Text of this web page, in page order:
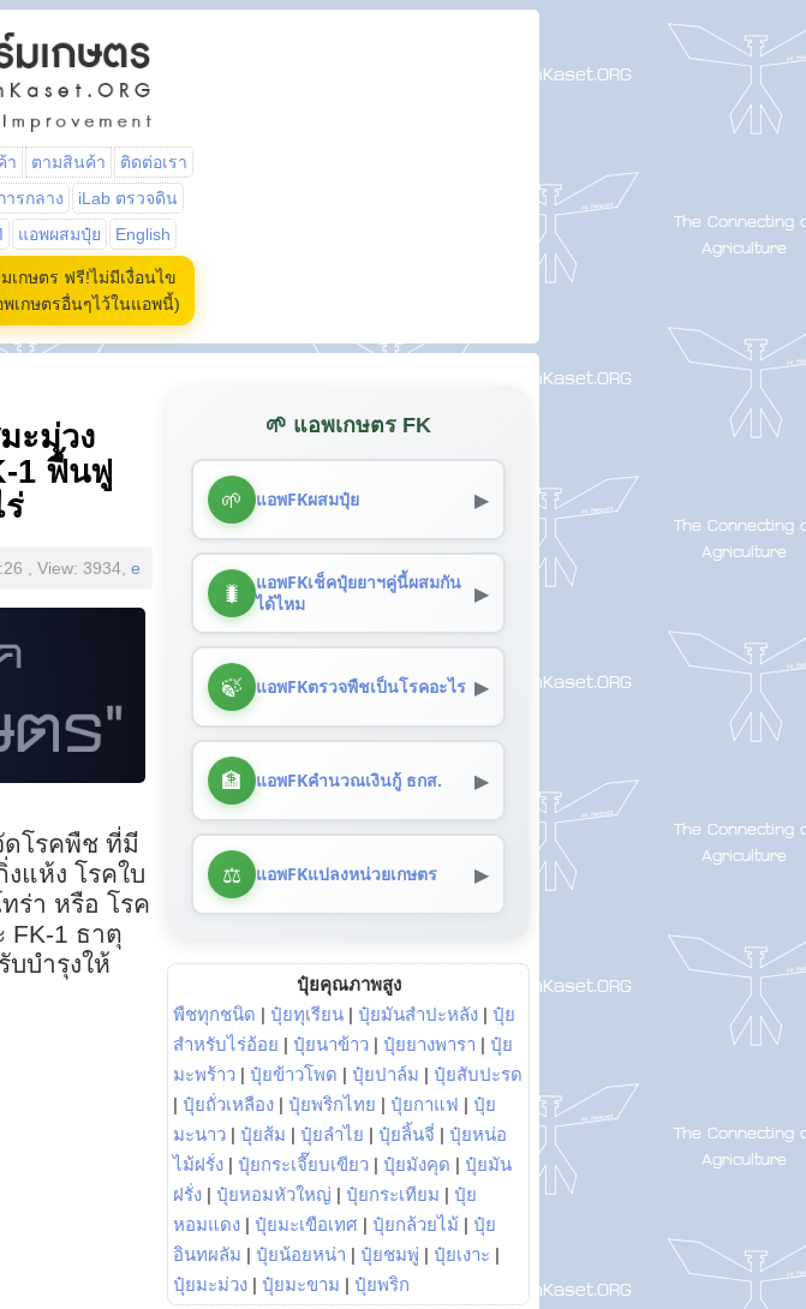
า ตามสินค้า
ติดต่อเรา
รกลาง
iLab ตรวจดิน
แอพผสมปุ๋ย English
เกษตร ฟรี!ไม่มีเงื่อนไข
เกษตรอื่นๆไว้ในแอพนี้)
ะม่วง
1 ฟื้นฟู
, View: 3934, e
ดโรคพืช ที่มี
แห้ง โรคใบ
ร่า หรือ โรค
FK-1 ธาตุ
บบำรุงให้
🌱 แอพเกษตร FK
🌱 แอพFKผสมปุ๋ย ▶
🐛
แอพFKเช็คปุ๋ยยาฯคู่นี้ผสมกัน
ได้ไหม
▶
🍃 แอพFKตรวจพืชเป็นโรคอะไร ▶
🏦 แอพFKคำนวณเงินกู้ ธกส. ▶
⚖️ แอพFKแปลงหน่วยเกษตร ▶
ปุ๋ยคุณภาพสูง
พืชทุกชนิด | ปุ๋ยทุเรียน | ปุ๋ยมันสำปะหลัง | ปุ๋ย
สำหรับไร่อ้อย | ปุ๋ยนาข้าว | ปุ๋ยยางพารา | ปุ๋ย
มะพร้าว | ปุ๋ยข้าวโพด | ปุ๋ยปาล์ม | ปุ๋ยสับปะรด
| ปุ๋ยถั่วเหลือง | ปุ๋ยพริกไทย | ปุ๋ยกาแฟ | ปุ๋ย
มะนาว | ปุ๋ยส้ม | ปุ๋ยลำไย | ปุ๋ยลิ้นจี่ | ปุ๋ยหน่อ
ไม้ฝรั่ง | ปุ๋ยกระเจี๊ยบเขียว | ปุ๋ยมังคุด | ปุ๋ยมัน
ฝรั่ง | ปุ๋ยหอมหัวใหญ่ | ปุ๋ยกระเทียม | ปุ๋ย
หอมแดง | ปุ๋ยมะเขือเทศ | ปุ๋ยกล้วยไม้ | ปุ๋ย
อินทผลัม | ปุ๋ยน้อยหน่า | ปุ๋ยชมพู่ | ปุ๋ยเงาะ |
ปุ๋ยมะม่วง | ปุ๋ยมะขาม | ปุ๋ยพริก